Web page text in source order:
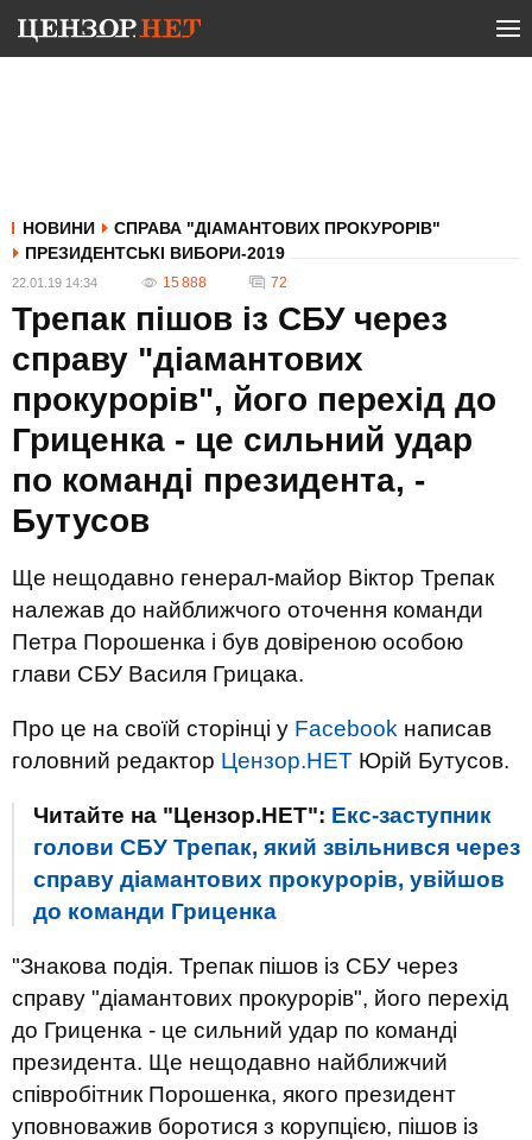
НОВИНИ
СПРАВА "ДІАМАНТОВИХ ПРОКУРОРІВ"
ПРЕЗИДЕНТСЬКІ ВИБОРИ-2019
22.01.19 14:34 15 888 72
Трепак пішов із СБУ через
справу "діамантових
прокурорів", його перехід до
Гриценка - це сильний удар
по команді президента, -
Бутусов
Ще нещодавно генерал-майор Віктор Трепак
належав до найближчого оточення команди
Петра Порошенка і був довіреною особою
глави СБУ Василя Грицака.
Про це на своїй сторінці у Facebook написав
головний редактор Цензор.НЕТ Юрій Бутусов.
Читайте на "Цензор.НЕТ": Екс-заступник
голови СБУ Трепак, який звільнився через
справу діамантових прокурорів, увійшов
до команди Гриценка
"Знакова подія. Трепак пішов із СБУ через
справу "діамантових прокурорів", його перехід
до Гриценка - це сильний удар по команді
президента. Ще нещодавно найближчий
співробітник Порошенка, якого президент
уповноважив боротися з корупцією, пішов із